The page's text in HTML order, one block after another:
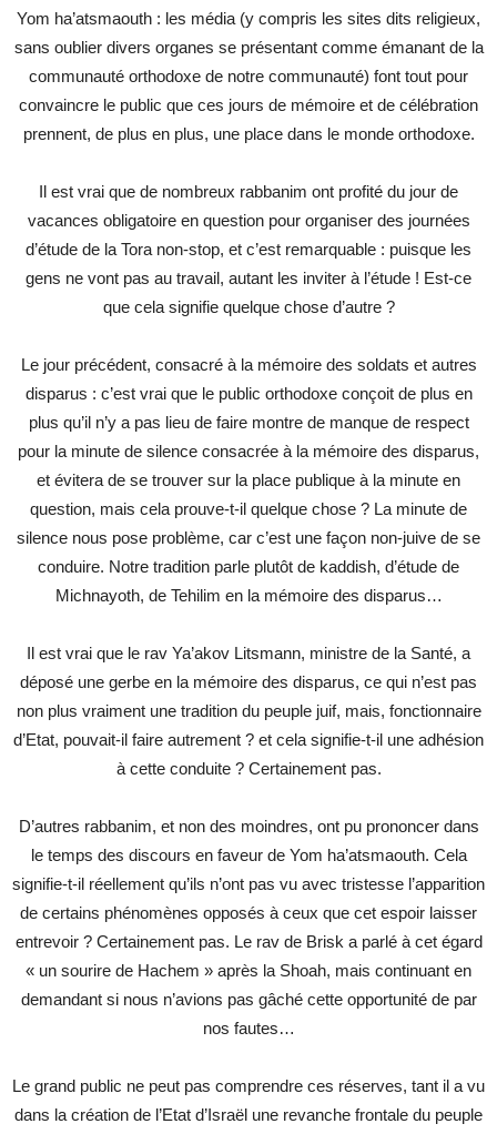
Yom ha’atsmaouth : les média (y compris les sites dits religieux,
sans oublier divers organes se présentant comme émanant de la
communauté orthodoxe de notre communauté) font tout pour
convaincre le public que ces jours de mémoire et de célébration
prennent, de plus en plus, une place dans le monde orthodoxe.
Il est vrai que de nombreux rabbanim ont profité du jour de
vacances obligatoire en question pour organiser des journées
d’étude de la Tora non-stop, et c’est remarquable : puisque les
gens ne vont pas au travail, autant les inviter à l’étude ! Est-ce
que cela signifie quelque chose d’autre ?
Le jour précédent, consacré à la mémoire des soldats et autres
disparus : c’est vrai que le public orthodoxe conçoit de plus en
plus qu’il n’y a pas lieu de faire montre de manque de respect
pour la minute de silence consacrée à la mémoire des disparus,
et évitera de se trouver sur la place publique à la minute en
question, mais cela prouve-t-il quelque chose ? La minute de
silence nous pose problème, car c’est une façon non-juive de se
conduire. Notre tradition parle plutôt de kaddish, d’étude de
Michnayoth, de Tehilim en la mémoire des disparus…
Il est vrai que le rav Ya’akov Litsmann, ministre de la Santé, a
déposé une gerbe en la mémoire des disparus, ce qui n’est pas
non plus vraiment une tradition du peuple juif, mais, fonctionnaire
d’Etat, pouvait-il faire autrement ? et cela signifie-t-il une adhésion
à cette conduite ? Certainement pas.
D’autres rabbanim, et non des moindres, ont pu prononcer dans
le temps des discours en faveur de Yom ha’atsmaouth. Cela
signifie-t-il réellement qu’ils n’ont pas vu avec tristesse l’apparition
de certains phénomènes opposés à ceux que cet espoir laisser
entrevoir ? Certainement pas. Le rav de Brisk a parlé à cet égard
« un sourire de Hachem » après la Shoah, mais continuant en
demandant si nous n’avions pas gâché cette opportunité de par
nos fautes…
Le grand public ne peut pas comprendre ces réserves, tant il a vu
dans la création de l’Etat d’Israël une revanche frontale du peuple